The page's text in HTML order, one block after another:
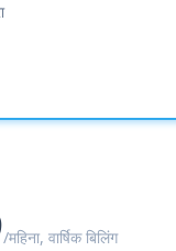
/महिना, वार्षिक बिलिंग